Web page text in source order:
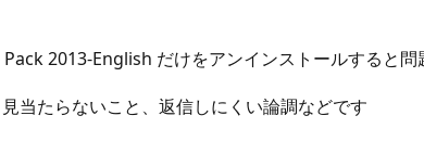
2013-English だけをアンインストールすると問
当たらないこと、返信しにくい論調などです